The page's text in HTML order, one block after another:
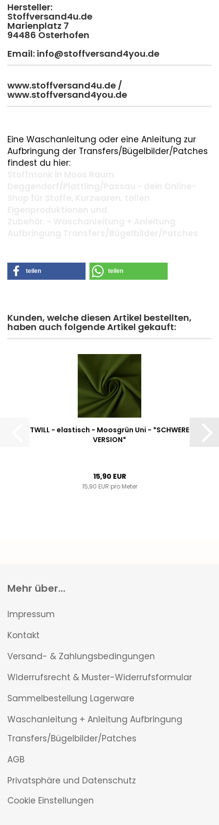
Hersteller:
Stoffversand4u.de
Marienplatz 7
94486 Osterhofen
Email: info@stoffversand4you.de
www.stoffversand4u.de /
www.stoffversand4you.de
Eine Waschanleitung oder eine Anleitung zur
Aufbringung der Transfers/Bügelbilder/Patches
findest du hier:
teilen teilen
Kunden, welche diesen Artikel bestellten,
haben auch folgende Artikel gekauft:
TWILL - elastisch - Moosgrün Uni - *SCHWERE
VERSION*
15,90 EUR
15,90 EUR pro Meter
Mehr über...
Impressum
Kontakt
Versand- & Zahlungsbedingungen
Widerrufsrecht & Muster-Widerrufsformular
Sammelbestellung Lagerware
Waschanleitung + Anleitung Aufbringung
Transfers/Bügelbilder/Patches
AGB
Privatsphäre und Datenschutz
Cookie Einstellungen